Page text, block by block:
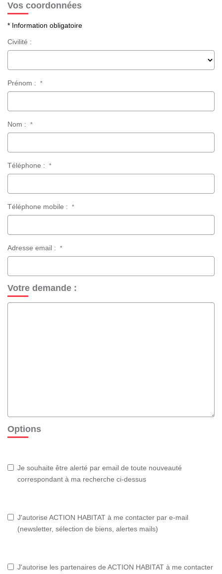
Vos coordonnées
* Information obligatoire
Civilité :
Prénom : *
Nom : *
Téléphone : *
Téléphone mobile : *
Adresse email : *
Votre demande :
Options
Je souhaite être alerté par email de toute nouveauté
correspondant à ma recherche ci-dessus
J'autorise ACTION HABITAT à me contacter par e-mail
(newsletter, sélection de biens, alertes mails)
J'autorise les partenaires de ACTION HABITAT à me contacter